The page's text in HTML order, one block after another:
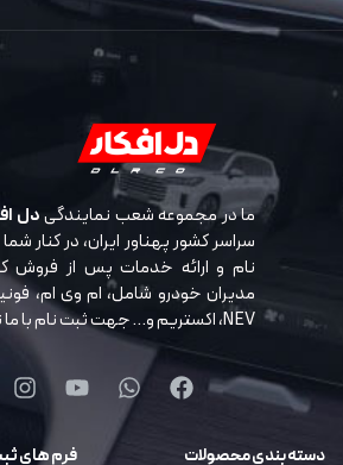
ما در مجموعه شعب نمایندگیدل
سراسر کشور پهناور ایران، در کنار
نام و ارائه خدمات پس از فروش
مدیران خودرو شامل، ام وی ام،
NEV، اکستریم و… جهت ثبت نام با ما تماس بگیرید.
دسته بندی محصولات فرم های